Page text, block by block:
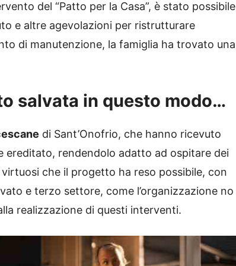
del “Patto per la Casa”, è stato possibile
e altre agevolazioni per ristrutturare
di manutenzione, la famiglia ha trovato una
salvata in questo modo…
di Sant’Onofrio, che hanno ricevuto
ereditato, rendendolo adatto ad ospitare dei
che il progetto ha reso possibile, con
e terzo settore, come l’organizzazione no
realizzazione di questi interventi.